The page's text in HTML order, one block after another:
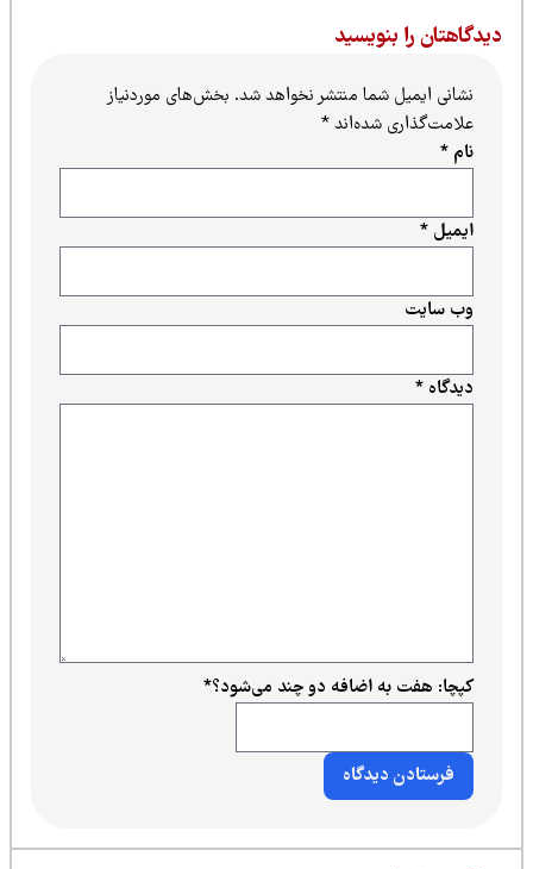
را بنویسید
نشانی ایمیل شما منتشر نخواهد شد.بخش‌های موردنیاز
علامت‌گذاری شده‌اند*
دیدگاه*
ایمیل*
وب‌ سایت
کپچا: هفت به اضافه دو چند می‌شود؟*